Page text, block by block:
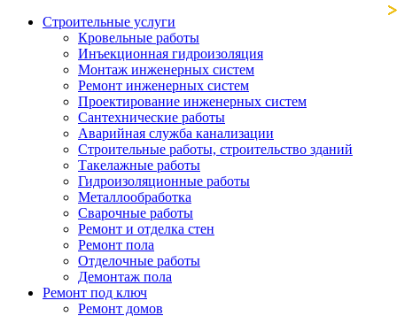
Строительные услуги
Кровельные работы
Инъекционная гидроизоляция
Монтаж инженерных систем
Ремонт инженерных систем
Проектирование инженерных систем
Сантехнические работы
Аварийная служба канализации
Строительные работы, строительство зданий
Такелажные работы
Гидроизоляционные работы
Металлообработка
Сварочные работы
Ремонт и отделка стен
Ремонт пола
Отделочные работы
Демонтаж пола
Ремонт под ключ
Ремонт домов